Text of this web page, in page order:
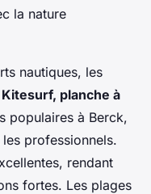
la nature
nautiques, les
Kitesurf, planche à
populaires à Berck,
professionnels.
rendant
fortes. Les plages